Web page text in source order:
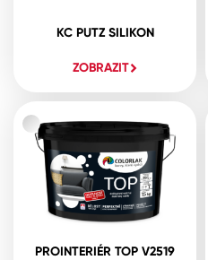
KC PUTZ SILIKON
ZOBRAZIT
PROINTERIÉR TOP V2519